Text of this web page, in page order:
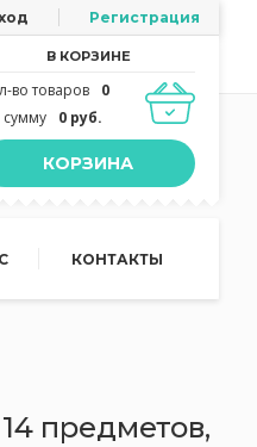
Регистрация
В КОРЗИНЕ
во товаров
0
сумму
0 руб.
КОРЗИНА
КОНТАКТЫ
предметов,